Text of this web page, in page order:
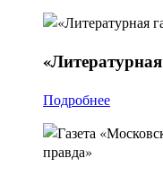
«Литературная
Подробнее